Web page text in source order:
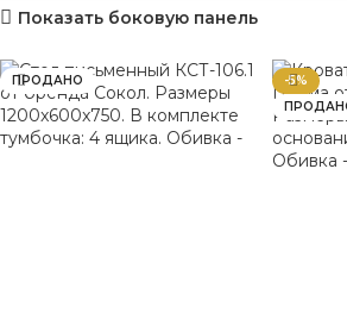
Показать боковую панель
ПРОДАНО
-5%